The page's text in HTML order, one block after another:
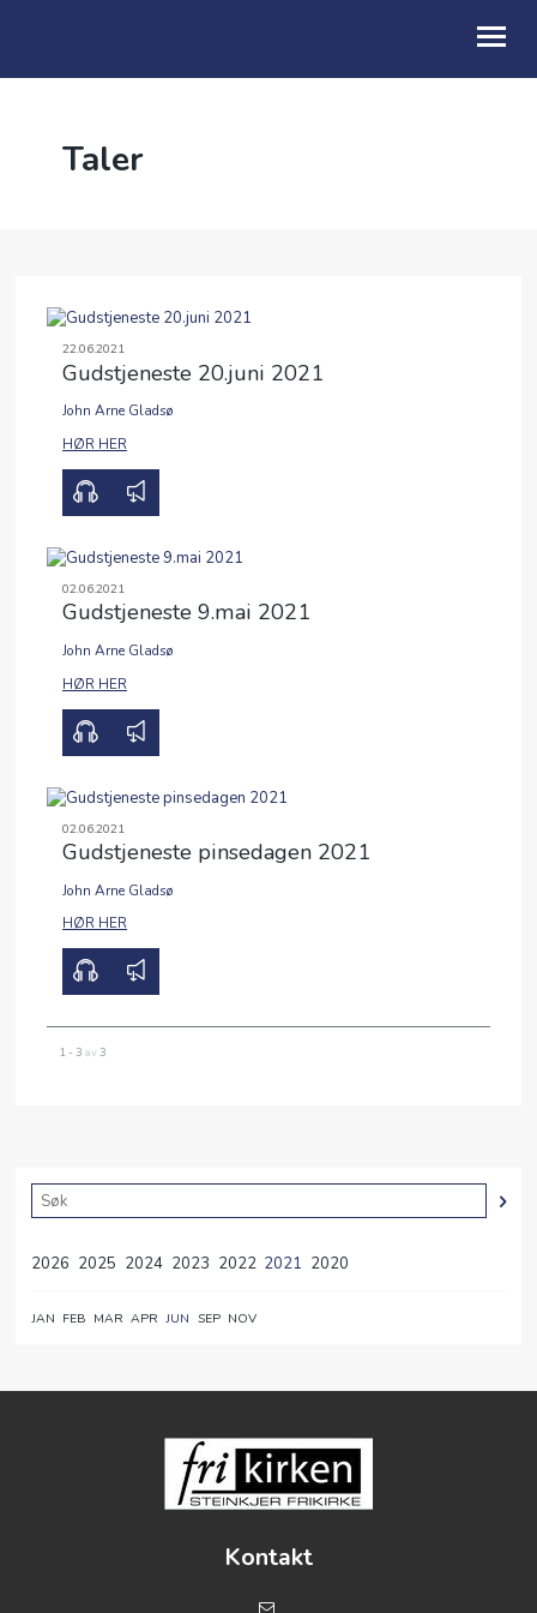
TALER
GI EN GAVE
MISJON
UTLEIE
FRIMAT
Taler
22.06.2021
Gudstjeneste 20.juni 2021
John Arne Gladsø
HØR HER
02.06.2021
Gudstjeneste 9.mai 2021
John Arne Gladsø
HØR HER
02.06.2021
Gudstjeneste pinsedagen 2021
John Arne Gladsø
HØR HER
1 - 3av 3
2026 2025 2024 2023 2022 2021 2020
JAN FEB MAR APR JUN SEP NOV
Kontakt